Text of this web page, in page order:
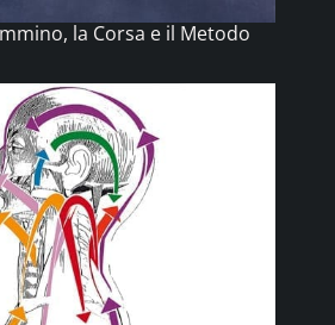
la Corsa e il Metodo